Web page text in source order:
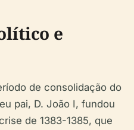
e
de consolidação do
pai, D. João I, fundou
de 1383-1385, que